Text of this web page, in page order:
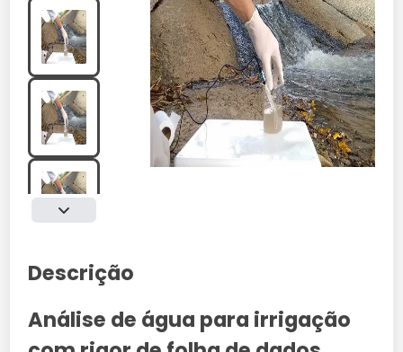
Descrição
Análise de água para irrigação